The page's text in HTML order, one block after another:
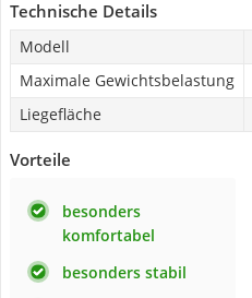
Technische Details
Modell
Maximale Gewichtsbelastung
Liegefläche
Vorteile
besonders
komfortabel
besonders stabil